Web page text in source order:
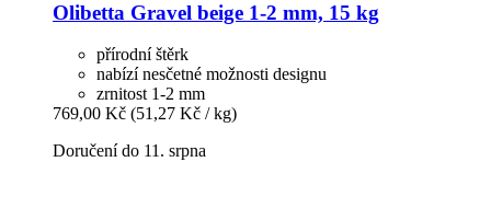
Olibetta Gravel beige 1-​2 mm, 15 kg
přírodní štěrk
nabízí nesčetné možnosti designu
zrnitost 1-2 mm
769,00 Kč (51,27 Kč / kg)
Doručení do 11. srpna